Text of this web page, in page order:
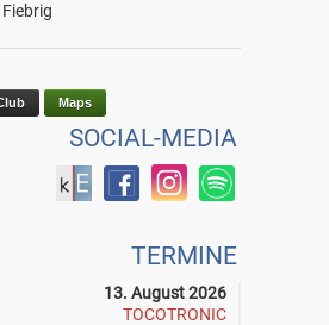
Maps
SOCIAL-MEDIA
TERMINE
13. August 2026
TOCOTRONIC